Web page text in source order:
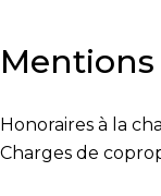
Honoraires à la
Charges de